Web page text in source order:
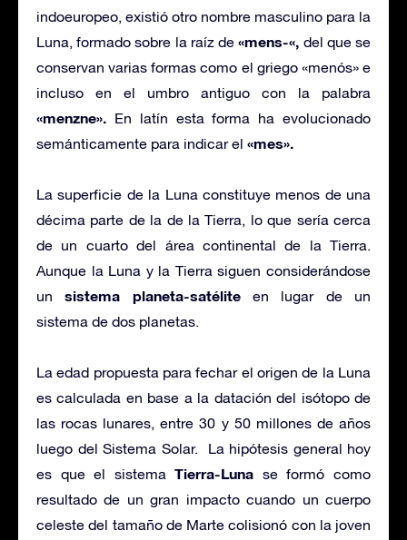
indoeuropeo, existió otro nombre masculino para la
Luna, formado sobre la raíz de«mens-«, del que se
conservan varias formas como el griego «menós» e
incluso en el umbro antiguo con la palabra
«menzne». En latín esta forma ha evolucionado
semánticamente para indicar el «mes».
La superficie de la Luna constituye menos de una
décima parte de la de la Tierra, lo que sería cerca
de un cuarto del área continental de la Tierra.
Aunque la Luna y la Tierra siguen considerándose
un sistema planeta-satéliteen lugar de un
sistema de dos planetas.
La edad propuesta para fechar el origen de la Luna
es calculada en base a la datación del isótopo de
las rocas lunares, entre 30 y 50 millones de años
luego del Sistema Solar. La hipótesis general hoy
es que el sistemaTierra-Luna se formó como
resultado de un gran impacto cuando un cuerpo
celeste del tamaño de Marte colisionó con la joven